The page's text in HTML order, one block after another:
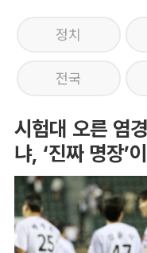
정치
전국
시험대 오른 염
냐, ‘진짜 명장’